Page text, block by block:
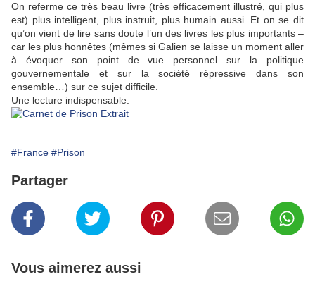
On referme ce très beau livre (très efficacement illustré, qui plus
est) plus intelligent, plus instruit, plus humain aussi. Et on se dit
qu’on vient de lire sans doute l’un des livres les plus importants –
car les plus honnêtes (mêmes si Galien se laisse un moment aller
à évoquer son point de vue personnel sur la politique
gouvernementale et sur la société répressive dans son
ensemble…) sur ce sujet difficile.
Une lecture indispensable.
#France #Prison
Partager
Vous aimerez aussi